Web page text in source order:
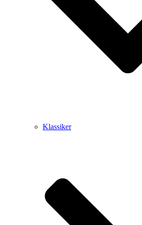
Klassiker